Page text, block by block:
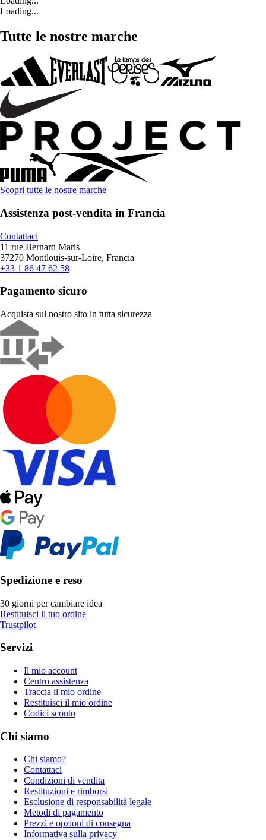
Loading...
Tutte le nostre marche
Scopri tutte le nostre marche
Assistenza post-vendita in Francia
Contattaci
11 rue Bernard Maris
37270 Montlouis-sur-Loire, Francia
+33 1 86 47 62 58
Pagamento sicuro
Acquista sul nostro sito in tutta sicurezza
Spedizione e reso
30 giorni per cambiare idea
Restituisci il tuo ordine
Trustpilot
Servizi
Il mio account
Centro assistenza
Traccia il mio ordine
Restituisci il mio ordine
Codici sconto
Chi siamo
Chi siamo?
Contattaci
Condizioni di vendita
Restituzioni e rimborsi
Esclusione di responsabilità legale
Metodi di pagamento
Prezzi e opzioni di consegna
Informativa sulla privacy